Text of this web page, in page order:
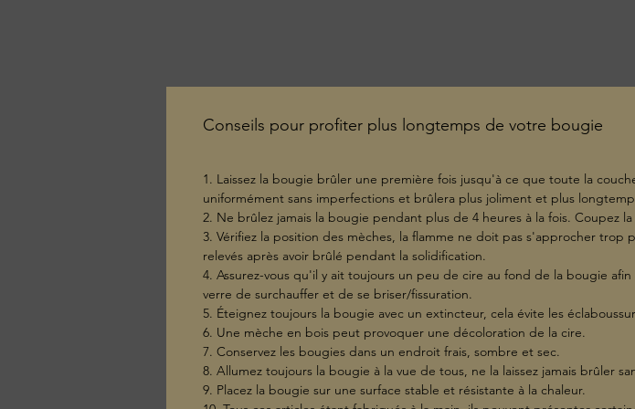
Conseils pour profiter plus longtemps de votre bougie
1. Laissez la bougie brûler une première fois jusqu'à ce que toute la
uniformément sans imperfections et brûlera plus joliment et plus
2. Ne brûlez jamais la bougie pendant plus de 4 heures à la fois. Coupez
3. Vérifiez la position des mèches, la flamme ne doit pas s'approcher
relevés après avoir brûlé pendant la solidification.
4. Assurez-vous qu'il y ait toujours un peu de cire au fond de la bougie
verre de surchauffer et de se briser/fissuration.
5. Éteignez toujours la bougie avec un extincteur, cela évite les
6. Une mèche en bois peut provoquer une décoloration de la cire.
7. Conservez les bougies dans un endroit frais, sombre et sec.
8. Allumez toujours la bougie à la vue de tous, ne la laissez jamais brûler
9. Placez la bougie sur une surface stable et résistante à la chaleur.